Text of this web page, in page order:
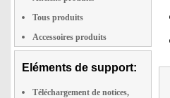
Tous produits
Accessoires produits
Eléments de support:
Téléchargement de notices,